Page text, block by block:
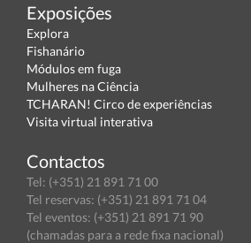
Exposições
Explora
Fishanário
Módulos em fuga
Mulheres na Ciência
TCHARAN! Circo de experiências
Visita virtual interativa
Contactos
Tel: (+351) 21 891 71 00
Tel reservas: (+351) 21 891 71 04
Tel eventos: (+351) 21 891 71 90
(chamadas para a rede fixa nacional)